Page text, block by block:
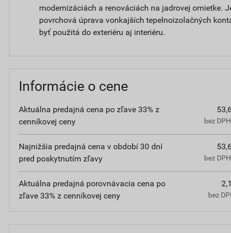
modernizáciách a renováciách na jadrovej omietke.
povrchová úprava vonkajších tepelnoizolačných
byť použitá do exteriéru aj interiéru.
Informácie o cene
Aktuálna predajná cena po zľave 33% z
cenníkovej ceny
bez
Najnižšia predajná cena v období 30 dní
pred poskytnutím zľavy
bez
Aktuálna predajná porovnávacia cena po
zľave 33% z cenníkovej ceny
bez